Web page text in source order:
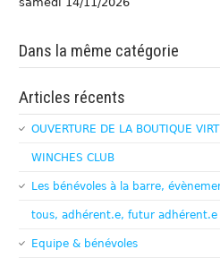
Dans la même catégorie
Articles récents
OUVERTURE DE LA BOUTIQUE
WINCHES CLUB
Les bénévoles à la barre,
tous, adhérent.e, futur adhérent.e
Equipe & bénévoles